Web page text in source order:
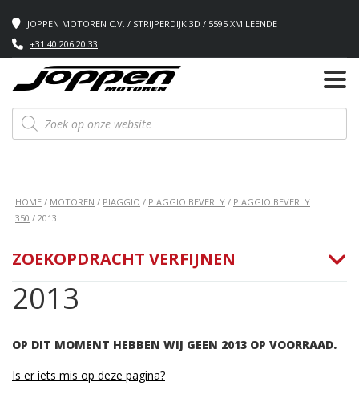
JOPPEN MOTOREN C.V. / STRIJPERDIJK 3D / 5595 XM LEENDE
+31 40 206 20 33
Producten
zoeken
HOME / MOTOREN / PIAGGIO / PIAGGIO BEVERLY / PIAGGIO BEVERLY
350 / 2013
2013
OP DIT MOMENT HEBBEN WIJ GEEN 2013 OP VOORRAAD.
ZOEKOPDRACHT VERFIJNEN
Is er iets mis op deze pagina?